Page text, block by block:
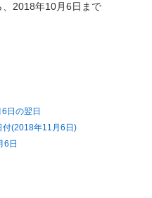
、2018年10月6日まで
日の翌日
付(2018年11月6日)
6日